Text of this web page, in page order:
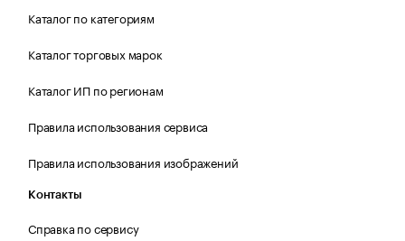
Каталог по категориям
Каталог торговых марок
Каталог ИП по регионам
Правила использования сервиса
Правила использования изображений
Контакты
Справка по сервису